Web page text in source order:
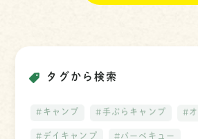
タグから検索
#キャンプ #手ぶらキャンプ #
#デイキャンプ #バーベキュー